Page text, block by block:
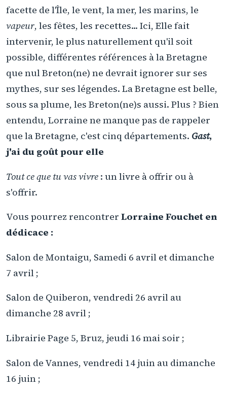
facette de l'Île, le vent, la mer, les marins, le
vapeur, les fêtes, les recettes... Ici, Elle fait
intervenir, le plus naturellement qu'il soit
possible, différentes références à la Bretagne
que nul Breton(ne) ne devrait ignorer sur ses
mythes, sur ses légendes. La Bretagne est belle,
sous sa plume, les Breton(ne)s aussi. Plus ? Bien
entendu, Lorraine ne manque pas de rappeler
que la Bretagne, c'est cinq départements. Gast,
j'ai du goût pour elle
Tout ce que tu vas vivre : un livre à offrir ou à
s'offrir.
Vous pourrez rencontrer Lorraine Fouchet en
dédicace :
Salon de Montaigu, Samedi 6 avril et dimanche
7 avril ;
Salon de Quiberon, vendredi 26 avril au
dimanche 28 avril ;
Librairie Page 5, Bruz, jeudi 16 mai soir ;
Salon de Vannes, vendredi 14 juin au dimanche
16 juin ;